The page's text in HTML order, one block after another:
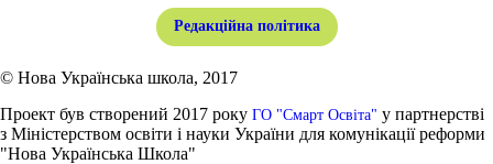
Редакційна політика
© Нова Українська школа, 2017
Проект був створений 2017 року ГО "Смарт Освіта" у партнерстві
з Міністерством освіти і науки України для комунікації реформи
"Нова Українська Школа"